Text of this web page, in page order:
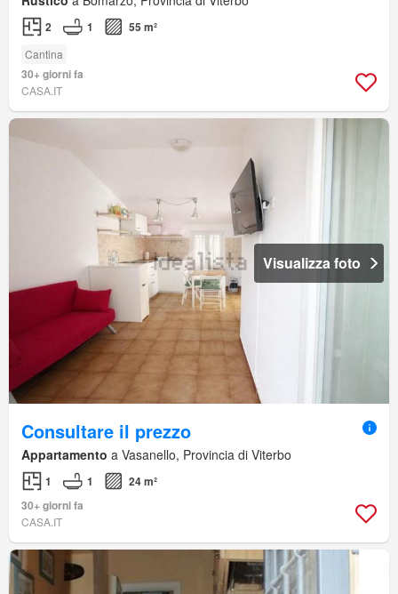
2 1 55 m²
Cantina
30+ giorni fa
CASA.IT
Visualizza foto
Consultare il prezzo
Appartamento a Vasanello, Provincia di Viterbo
1 1
24 m²
30+ giorni fa
CASA.IT